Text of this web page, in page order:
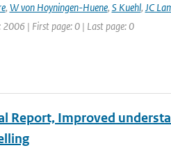
, W von Hoyningen-Huene, S Kuehl, JC
2006 | First page: 0 | Last page: 0
Report, Improved